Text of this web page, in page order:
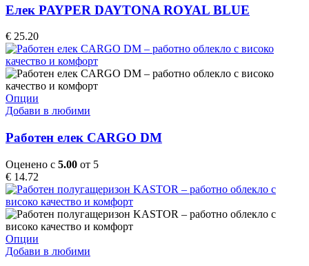
multiple
variants.
The
options
may
be
chosen
the
product
Елек PAYPER DAYTONA ROYAL BLUE
€ 25.20
Опции
product
multiple
variants.
options
may
be
chosen
on
the
product
page
Добави в любими
Работен елек CARGO DM
Оценено с 5.00 от 5
€ 14.72
Опции
product
Добави в любими